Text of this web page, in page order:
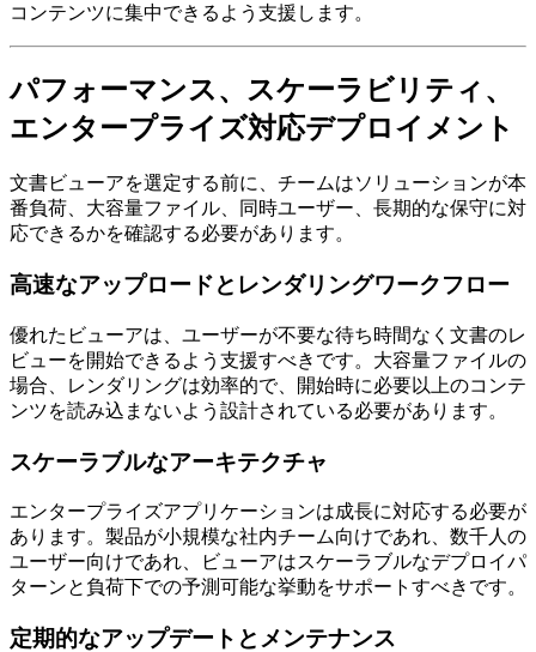
コンテンツに集中できるよう支援します。
パフォーマンス、スケーラビリティ、
エンタープライズ対応デプロイメント
文書ビューアを選定する前に、チームはソリューションが本
番負荷、大容量ファイル、同時ユーザー、長期的な保守に対
応できるかを確認する必要があります。
高速なアップロードとレンダリングワークフロー
優れたビューアは、ユーザーが不要な待ち時間なく文書のレ
ビューを開始できるよう支援すべきです。大容量ファイルの
場合、レンダリングは効率的で、開始時に必要以上のコンテ
ンツを読み込まないよう設計されている必要があります。
スケーラブルなアーキテクチャ
エンタープライズアプリケーションは成長に対応する必要が
あります。製品が小規模な社内チーム向けであれ、数千人の
ユーザー向けであれ、ビューアはスケーラブルなデプロイパ
ターンと負荷下での予測可能な挙動をサポートすべきです。
定期的なアップデートとメンテナンス